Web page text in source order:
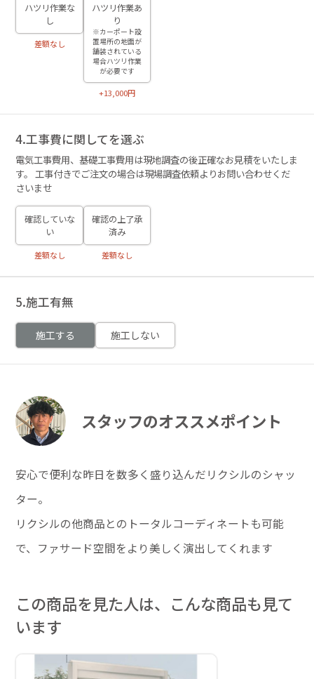
ハツリ作業な
し
差額なし
ハツリ作業あ
り
※カーポート設
置場所の地面が
舗装されている
場合ハツリ作業
が必要です
+13,000円
4.工事費に関してを選ぶ
電気工事費用、基礎工事費用は現地調査の後正確なお見積をいたしま
す。 工事付きでご注文の場合は現場調査依頼よりお問い合わせくだ
さいませ
確認していな
い
差額なし
確認の上了承
済み
差額なし
5.施工有無
施工する 施工しない
スタッフのオススメポイント
安心で便利な昨日を数多く盛り込んだリクシルのシャッ
ター。
リクシルの他商品とのトータルコーディネートも可能
で、ファサード空間をより美しく演出してくれます
この商品を見た人は、こんな商品も見て
います